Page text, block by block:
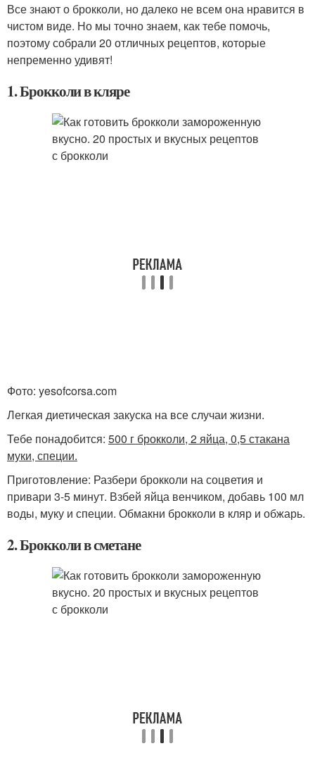
Все знают о брокколи, но далеко не всем она нравится в
чистом виде. Но мы точно знаем, как тебе помочь,
поэтому собрали 20 отличных рецептов, которые
непременно удивят!
1. Брокколи в кляре
Фото: yesofcorsa.com
Легкая диетическая закуска на все случаи жизни.
Тебе понадобится: 500 г брокколи, 2 яйца, 0,5 стакана
муки, специи.
Приготовление: Разбери брокколи на соцветия и
привари 3-5 минут. Взбей яйца венчиком, добавь 100 мл
воды, муку и специи. Обмакни брокколи в кляр и обжарь.
2. Брокколи в сметане